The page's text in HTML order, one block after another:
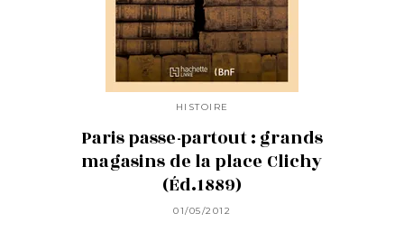
HISTOIRE
Paris passe-partout : grands
magasins de la place Clichy
(Éd.1889)
01/05/2012